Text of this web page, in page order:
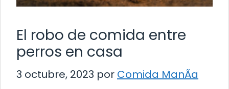
El robo de comida entre
perros en casa
3 octubre, 2023 por Comida ManÃ­a